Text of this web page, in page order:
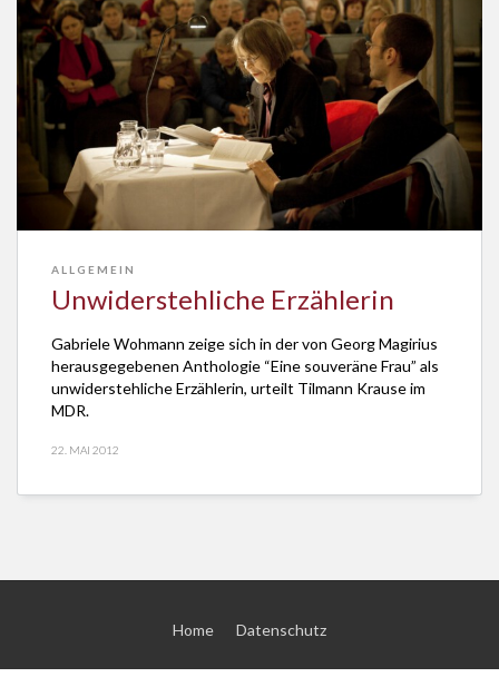
ALLGEMEIN
Unwiderstehliche Erzählerin
Gabriele Wohmann zeige sich in der von Georg Magirius
herausgegebenen Anthologie “Eine souveräne Frau” als
unwiderstehliche Erzählerin, urteilt Tilmann Krause im
MDR.
22. MAI 2012
Home Datenschutz